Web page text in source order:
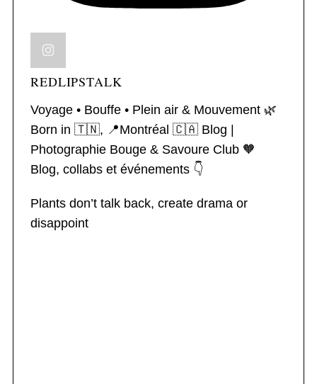
REDLIPSTALK
Voyage • Bouffe • Plein air & Mouvement 🌿
Born in 🇹🇳, 📍Montréal 🇨🇦Blog |
PhotographieBouge & Savoure Club 🧡
Blog, collabs et événements 👇
Plants don’t talk back, create drama or
disappoint